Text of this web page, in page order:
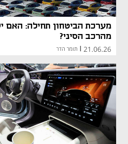
מערכת הביטחון תחילה: האם
מהרכב הסיני?
21.06.26
| תומר הדר